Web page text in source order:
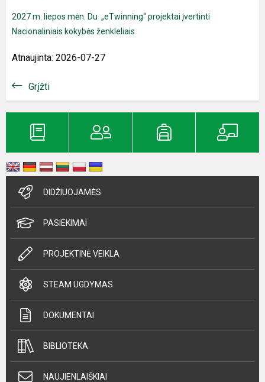
2027 m. liepos mėn. Du „eTwinning“ projektai įvertinti
Nacionaliniais kokybės ženkleliais
Atnaujinta: 2026-07-27
Grįžti
DIDŽIUOJAMĖS
PASIEKIMAI
PROJEKTINĖ VEIKLA
STEAM UGDYMAS
DOKUMENTAI
BIBLIOTEKA
NAUJIENLAIŠKIAI